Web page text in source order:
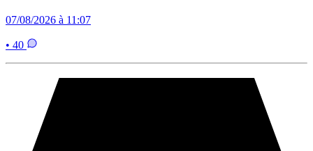
07/08/2026 à 11:07
• 40